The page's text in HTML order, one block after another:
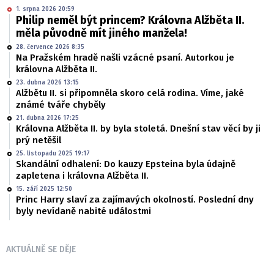
1. srpna 2026 20:59
Philip neměl být princem? Královna Alžběta II.
měla původně mít jiného manžela!
28. července 2026 8:35
Na Pražském hradě našli vzácné psaní. Autorkou je
královna Alžběta II.
23. dubna 2026 13:15
Alžbětu II. si připomněla skoro celá rodina. Víme, jaké
známé tváře chyběly
21. dubna 2026 17:25
Královna Alžběta II. by byla stoletá. Dnešní stav věcí by ji
prý netěšil
25. listopadu 2025 19:17
Skandální odhalení: Do kauzy Epsteina byla údajně
zapletena i královna Alžběta II.
15. září 2025 12:50
Princ Harry slaví za zajímavých okolností. Poslední dny
byly nevídaně nabité událostmi
AKTUÁLNĚ SE DĚJE